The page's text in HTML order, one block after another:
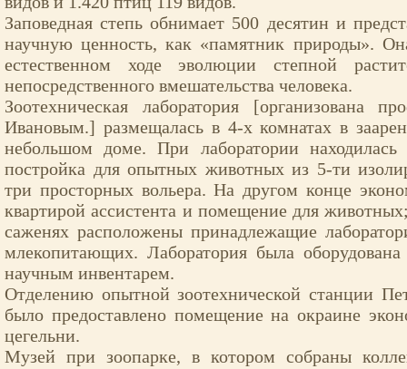
Заповедная степь обнимает 500 десятин и
научную ценность, как «памятник природы».
естественном ходе эволюции степной
непосредственного вмешательства человека.
Зоотехническая лаборатория [организована
Ивановым.] размещалась в 4-х комнатах в
небольшом доме. При лаборатории находилась
постройка для опытных животных из 5-ти
три просторных вольера. На другом конце
квартирой ассистента и помещение для
саженях расположены принадлежащие
млекопитающих. Лаборатория была
научным инвентарем.
Отделению опытной зоотехнической станции
было предоставлено помещение на окраине
цегельни.
Музей при зоопарке, в котором собраны